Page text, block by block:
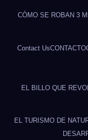
CÓMO SE ROBAN 3
Contact UsCONTACTO
EL BILLO QUE
EL TURISMO DE